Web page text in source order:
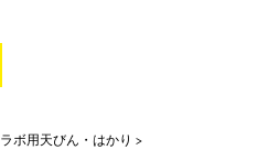
ラボ用天びん・はかり